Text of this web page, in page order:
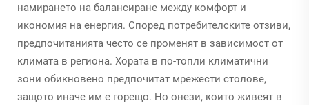
намирането на балансиране между комфорт и
икономия на енергия. Според потребителските отзиви,
предпочитанията често се променят в зависимост от
климата в региона. Хората в по-топли климатични
зони обикновено предпочитат мрежести столове,
защото иначе им е горещо. Но онези, които живеят в